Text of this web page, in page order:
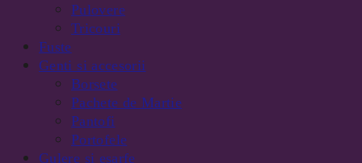
Pulovere
Tricouri
Fuste
Genti si accesorii
Borsete
Pachete de Martie
Pantofi
Portofele
Gulere si esarfe